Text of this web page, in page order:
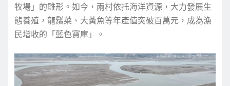
牧場」的雛形。如今，兩村依托海洋資源，大力發展生
態養殖，龍鬚菜、大黃魚等年產值突破百萬元，成為漁
民增收的「藍色寶庫」。